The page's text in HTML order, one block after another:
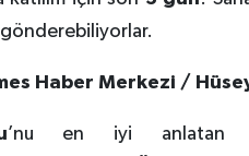
Haber Merkezi /
’nu en iyi anlatan